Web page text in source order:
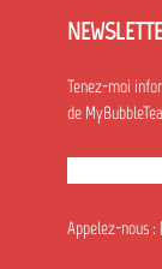
Tenez-moi
de
Appelez-nous :